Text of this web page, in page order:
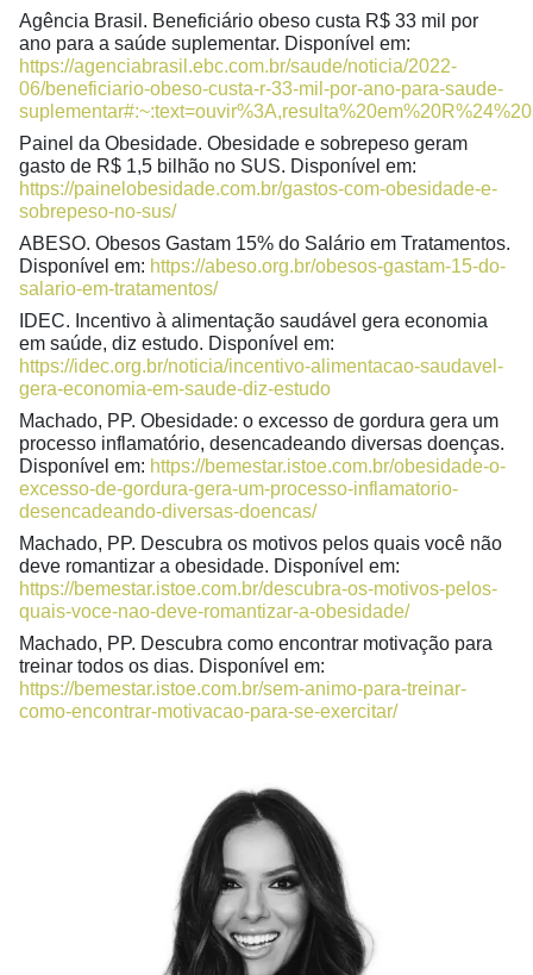
Agência Brasil. Beneficiário obeso custa R$ 33 mil por
ano para a saúde suplementar. Disponível em:
https://agenciabrasil.ebc.com.br/saude/noticia/2022-
06/beneficiario-obeso-custa-r-33-mil-por-ano-para-saude-
Painel da Obesidade. Obesidade e sobrepeso geram
gasto de R$ 1,5 bilhão no SUS. Disponível em:
https://painelobesidade.com.br/gastos-com-obesidade-e-
sobrepeso-no-sus/
ABESO. Obesos Gastam 15% do Salário em Tratamentos.
Disponível em: https://abeso.org.br/obesos-gastam-15-do-
salario-em-tratamentos/
IDEC. Incentivo à alimentação saudável gera economia
em saúde, diz estudo. Disponível em:
https://idec.org.br/noticia/incentivo-alimentacao-saudavel-
gera-economia-em-saude-diz-estudo
Machado, PP. Obesidade: o excesso de gordura gera um
processo inflamatório, desencadeando diversas doenças.
Disponível em: https://bemestar.istoe.com.br/obesidade-o-
excesso-de-gordura-gera-um-processo-inflamatorio-
desencadeando-diversas-doencas/
Machado, PP. Descubra os motivos pelos quais você não
deve romantizar a obesidade. Disponível em:
https://bemestar.istoe.com.br/descubra-os-motivos-pelos-
quais-voce-nao-deve-romantizar-a-obesidade/
Machado, PP. Descubra como encontrar motivação para
treinar todos os dias. Disponível em:
https://bemestar.istoe.com.br/sem-animo-para-treinar-
como-encontrar-motivacao-para-se-exercitar/